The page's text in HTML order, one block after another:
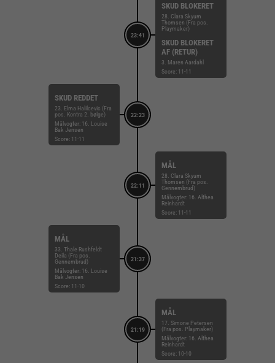
23:41
SKUD BLOKERET
28. Clara Skyum
Thomsen (Fra pos.
Playmaker)
SKUD BLOKERET
AF (RETUR)
3. Maren Aardahl
Score: 11-11
22:23
SKUD REDDET
23. Elma Halilcevic (Fra
pos. Kontra 2. bølge)
Målvogter: 16. Louise
Bak Jensen
Score: 11-11
22:11
MÅL
28. Clara Skyum
Thomsen (Fra pos.
Gennembrud)
Målvogter: 16. Althea
Reinhardt
Score: 11-11
21:37
MÅL
33. Thale Rushfeldt
Deila (Fra pos.
Gennembrud)
Målvogter: 16. Louise
Bak Jensen
Score: 11-10
21:19
MÅL
17. Simone Petersen
(Fra pos. Playmaker)
Målvogter: 16. Althea
Reinhardt
Score: 10-10